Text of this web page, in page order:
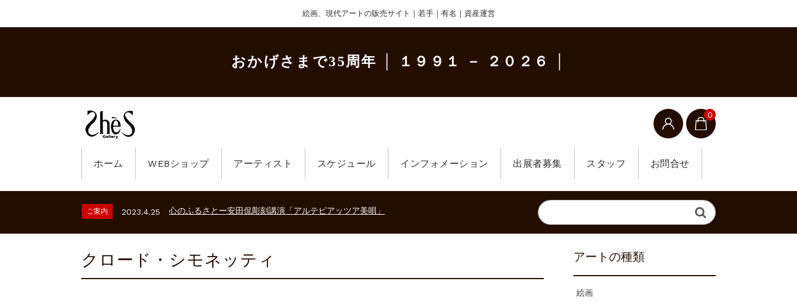
絵画、現代アートの販売サイト｜若手｜有名｜資産運営
おかげさまで35周年 │ １９９１ － ２０２６ │
0
ホーム WEBショップ アーティスト スケジュール インフォメーション 出展者募集 スタッフ お問合せ
2023.2.25
ご案内 2026.2.17 砂澤ビッキ展 －砂澤ビッキの生きた時代－
ご案内 2023.4.25 心のふるさとー安田侃彫刻講演「アルテピアッツア美唄」
ご案内 2023.4.25 心のふるさとー安田侃彫刻講演「アルテピアッツア美唄」
クロード・シモネッティ アートの種類
絵画